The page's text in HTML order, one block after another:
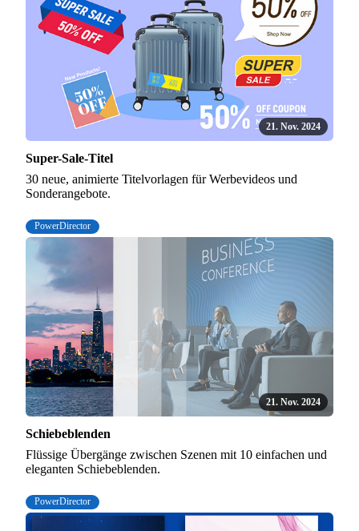
21. Nov. 2024
Super-Sale-Titel
30 neue, animierte Titelvorlagen für Werbevideos und
Sonderangebote.
PowerDirector
21. Nov. 2024
Schiebeblenden
Flüssige Übergänge zwischen Szenen mit 10 einfachen und
eleganten Schiebeblenden.
PowerDirector